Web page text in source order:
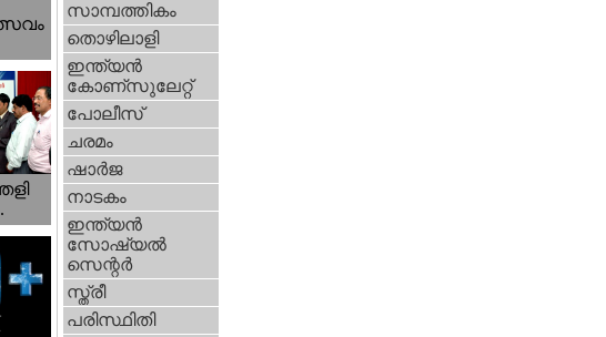
സാമ്പത്തികം
തൊഴിലാളി
ഇന്ത്യന്‍
കോണ്സുലേറ്റ്
പോലീസ്
ചരമം
ഷാര്‍ജ
നാടകം
ഇന്ത്യന്‍
സോഷ്യല്‍
സെന്റര്‍
സ്ത്രീ
പരിസ്ഥിതി